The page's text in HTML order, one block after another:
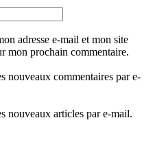
adresse e-mail et mon site
mon prochain commentaire.
nouveaux commentaires par e-
nouveaux articles par e-mail.